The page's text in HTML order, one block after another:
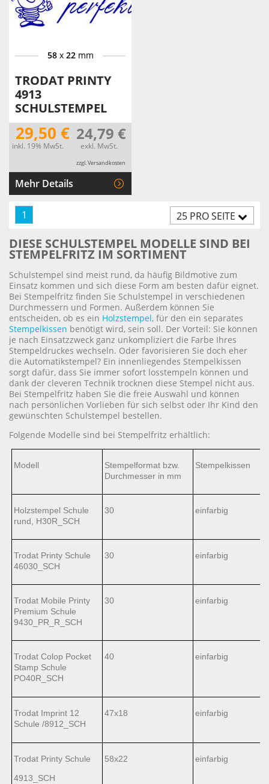
58x 22mm
TRODAT PRINTY
4913
SCHULSTEMPEL
29,50 €
inkl. 19% MwSt.
24,79 €
exkl. MwSt.
zzgl. Versandkosten
Mehr Details
25 PRO SEITE
1
DIESE SCHULSTEMPEL MODELLE SIND BEI
STEMPELFRITZ IM SORTIMENT
Schulstempel sind meist rund, da häufig Bildmotive zum
Einsatz kommen und sich diese Form am besten dafür eignet.
Bei Stempelfritz finden Sie Schulstempel in verschiedenen
Durchmessern und Formen. Außerdem können Sie
entscheiden, ob es ein Holzstempel, für den ein separates
Stempelkissen benötigt wird, sein soll. Der Vorteil: Sie können
je nach Einsatzzweck ganz unkompliziert die Farbe Ihres
Stempeldruckes wechseln. Oder favorisieren Sie doch eher
die Automatikstempel? Ein innenliegendes Stempelkissen
sorgt dafür, dass Sie immer sofort losstempeln können und
dank der cleveren Technik trocknen diese Stempel nicht aus.
Bei Stempelfritz haben Sie die freie Auswahl und können
nach persönlichen Vorlieben für sich selbst oder Ihr Kind den
gewünschten Schulstempel bestellen.
Folgende Modelle sind bei Stempelfritz erhältlich:
Modell
Stempelformat bzw.
Durchmesser in mm
Stempelkissen
Holzstempel Schule
rund, H30R_SCH
30 einfarbig
Trodat Printy Schule
46030_SCH
30 einfarbig
Trodat Mobile Printy
Premium Schule
9430_PR_R_SCH
30 einfarbig
Trodat Colop Pocket
Stamp Schule
PO40R_SCH
40 einfarbig
Trodat Imprint 12
Schule /8912_SCH
47x18 einfarbig
Trodat Printy Schule
4913_SCH
58x22 einfarbig